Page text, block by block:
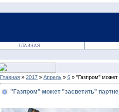
ГЛАВНАЯ
Главная » 2017 » Апрель » 6 » "Газпром" может
"Газпром" может "засветить"